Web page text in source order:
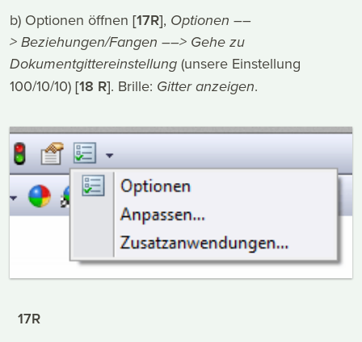
b) Optionen öffnen [17R], Optionen ––
>Beziehungen/Fangen ––> Gehe zu
Dokumentgittereinstellung(unsere Einstellung
100/10/10) [18 R]. Brille: Gitter anzeigen.
17R